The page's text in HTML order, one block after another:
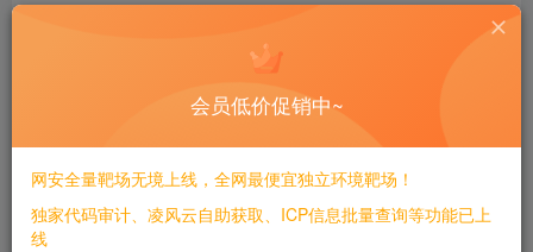
二、漏洞影响
————
会员低价促销中~
网安全量靶场无境上线，全网最便宜独立环境靶场！
独家代码审计、凌风云自助获取、ICP信息批量查询等功能已上
线